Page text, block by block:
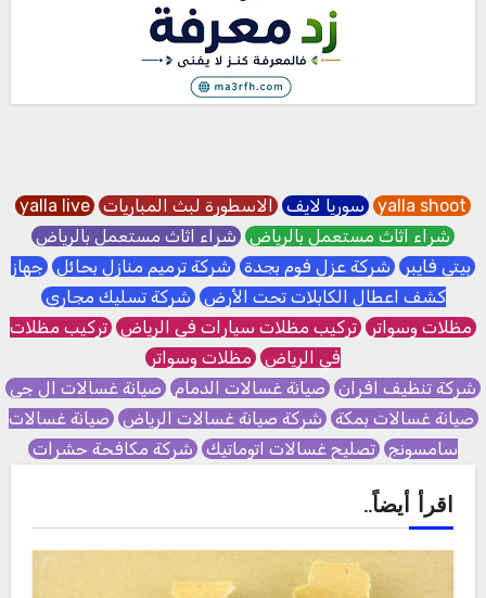
yalla shoot سوريا لايف الاسطورة لبث المباريات yalla live
شراء اثاث مستعمل بالرياض شراء اثاث مستعمل بالرياض
بيتي فايبر شركة عزل فوم بجدة شركة ترميم منازل بحائل جهاز
كشف اعطال الكابلات تحت الأرض شركة تسليك مجاري
مظلات وسواتر تركيب مظلات سيارات في الرياض تركيب مظلات
في الرياض مظلات وسواتر
شركة تنظيف افران صيانة غسالات الدمام صيانة غسالات ال جي
صيانة غسالات بمكة شركة صيانة غسالات الرياض صيانة غسالات
سامسونج تصليح غسالات اتوماتيك شركة مكافحة حشرات
اقرأ أيضاً..